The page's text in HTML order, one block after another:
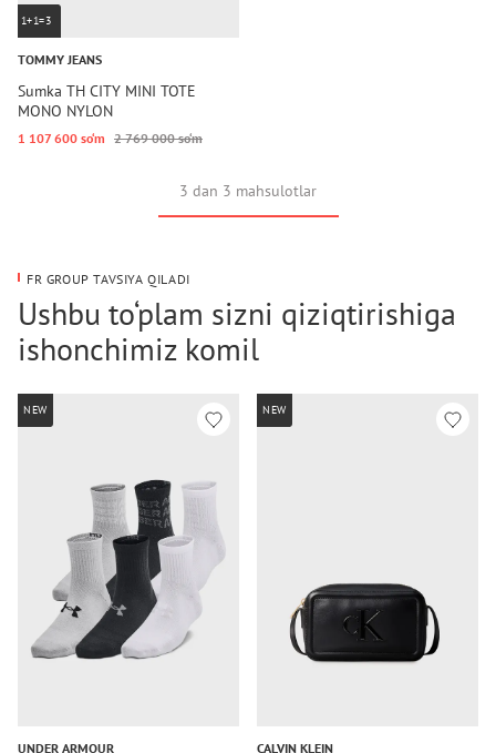
1+1=3
TOMMY JEANS
Sumka TH CITY MINI TOTE
MONO NYLON
1 107 600 so‘m 2 769 000 so‘m
3 dan 3 mahsulotlar
FR GROUP TAVSIYA QILADI
Ushbu to‘plam sizni qiziqtirishiga
ishonchimiz komil
NEW
UNDER ARMOUR
NEW
CALVIN KLEIN